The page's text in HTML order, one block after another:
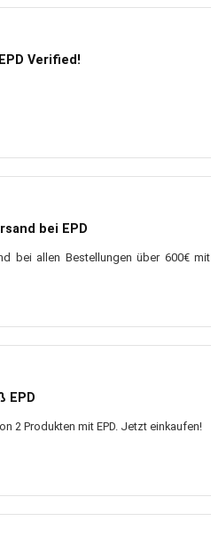
Verified!
bei EPD
bei allen Bestellungen über 600€ mit
EPD
2 Produkten mit EPD. Jetzt einkaufen!